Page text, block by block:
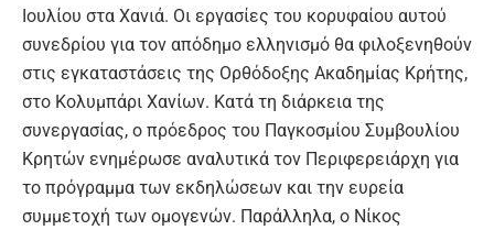
Ιουλίου στα Χανιά. Οι εργασίες του κορυφαίου αυτού
συνεδρίου για τον απόδημο ελληνισμό θα φιλοξενηθούν
στις εγκαταστάσεις της Ορθόδοξης Ακαδημίας Κρήτης,
στο Κολυμπάρι Χανίων. Κατά τη διάρκεια της
συνεργασίας, ο πρόεδρος του Παγκοσμίου Συμβουλίου
Κρητών ενημέρωσε αναλυτικά τον Περιφερειάρχη για
το πρόγραμμα των εκδηλώσεων και την ευρεία
συμμετοχή των ομογενών. Παράλληλα, ο Νίκος